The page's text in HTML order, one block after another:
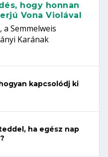
hogy honnan
Vona Violával
Semmelweis
Karának
kapcsolódj ki
ha egész nap